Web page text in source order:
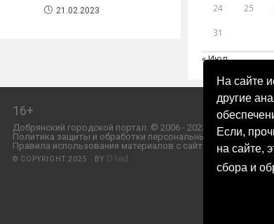
На сайте
другие
Если,
на сайте,
сбора и
21.02.2023 24 25
31
« Июл
16+
Добрянский городской портал. © 2006 - 2023 ООО «Пресса-
Политика защиты и обработки персональных данных ООО
Правила использования материалов с сайта «ЗОРИ ПЛЮС».
© COPYRIGHT 2025 · BY D1ed